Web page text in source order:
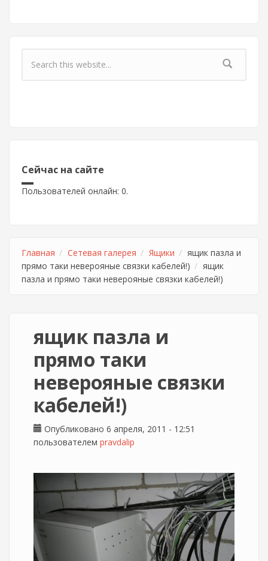
Форма поиска
Сейчас на сайте
Пользователей онлайн: 0.
Главная Сетевая галерея Ящики
ящик пазла и
прямо таки неверояные связки кабелей!)
ящик
пазла и прямо таки неверояные связки кабелей!)
ящик пазла и
прямо таки
неверояные связки
кабелей!)
Опубликовано 6 апреля, 2011 - 12:51
пользователем pravdalip